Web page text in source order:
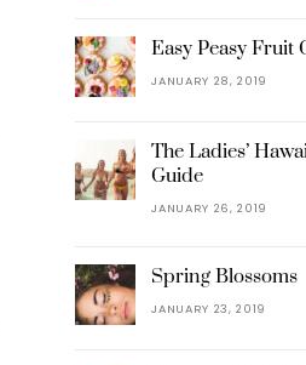
Easy Peasy Fruit
JANUARY 28, 2019
The Ladies’
Guide
JANUARY 26, 2019
Spring Blossoms
JANUARY 23, 2019